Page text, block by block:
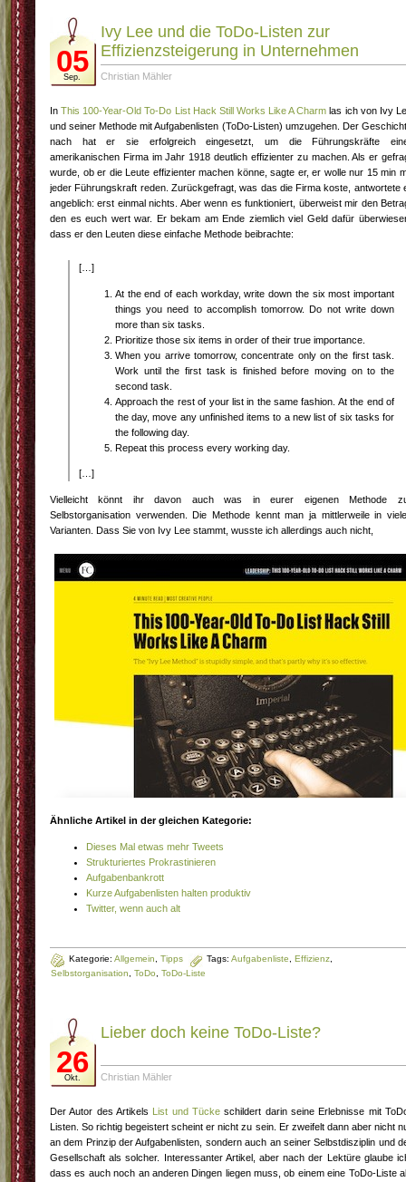
05
Sep.
Ivy Lee und die ToDo-Listen zur
Effizienzsteigerung in Unternehmen
Christian Mähler
InThis 100-Year-Old To-Do List Hack Still Works Like A Charm las ich von Ivy
und seiner Methode mit Aufgabenlisten (ToDo-Listen) umzugehen. Der
nach hat er sie erfolgreich eingesetzt, um die Führungskräfte
amerikanischen Firma im Jahr 1918 deutlich effizienter zu machen. Als er
wurde, ob er die Leute effizienter machen könne, sagte er, er wolle nur 15 min
jeder Führungskraft reden. Zurückgefragt, was das die Firma koste, antwortete
angeblich: erst einmal nichts. Aber wenn es funktioniert, überweist mir den
den es euch wert war. Er bekam am Ende ziemlich viel Geld dafür
dass er den Leuten diese einfache Methode beibrachte:
[…]
At the end of each workday, write down the six most important
things you need to accomplish tomorrow. Do not write down
more than six tasks.
Prioritize those six items in order of their true importance.
When you arrive tomorrow, concentrate only on the first task.
Work until the first task is finished before moving on to the
second task.
Approach the rest of your list in the same fashion. At the end of
the day, move any unfinished items to a new list of six tasks for
the following day.
Repeat this process every working day.
[…]
Vielleicht könnt ihr davon auch was in eurer eigenen Methode
Selbstorganisation verwenden. Die Methode kennt man ja mittlerweile in
Varianten. Dass Sie von Ivy Lee stammt, wusste ich allerdings auch nicht,
Ähnliche Artikel in der gleichen Kategorie:
Dieses Mal etwas mehr Tweets
Strukturiertes Prokrastinieren
Aufgabenbankrott
Kurze Aufgabenlisten halten produktiv
Twitter, wenn auch alt
Kategorie: Allgemein Tipps Tags: Aufgabenliste Effizienz
Selbstorganisation
ToDo ToDo-Liste
26
Okt.
Lieber doch keine ToDo-Liste?
Christian Mähler
Der Autor des Artikels List und Tücke schildert darin seine Erlebnisse mit
Listen. So richtig begeistert scheint er nicht zu sein. Er zweifelt dann aber nicht
an dem Prinzip der Aufgabenlisten, sondern auch an seiner Selbstdisziplin und
Gesellschaft als solcher. Interessanter Artikel, aber nach der Lektüre glaube
dass es auch noch an anderen Dingen liegen muss, ob einem eine ToDo-Liste